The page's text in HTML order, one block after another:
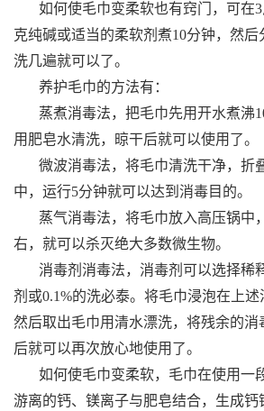
如何使毛巾变柔软也有窍门，可在
克纯碱或适当的柔软剂煮10分钟，然
洗几遍就可以了。
养护毛巾的方法有：
蒸煮消毒法，把毛巾先用开水煮沸
用肥皂水清洗，晾干后就可以使用了。
微波消毒法，将毛巾清洗干净，折
中，运行5分钟就可以达到消毒目的。
蒸气消毒法，将毛巾放入高压锅中
右，就可以杀灭绝大多数微生物。
消毒剂消毒法，消毒剂可以选择稀
剂或0.1%的洗必泰。将毛巾浸泡在上述
然后取出毛巾用清水漂洗，将残余的消
后就可以再次放心地使用了。
如何使毛巾变柔软，毛巾在使用一
游离的钙、镁离子与肥皂结合，生成钙